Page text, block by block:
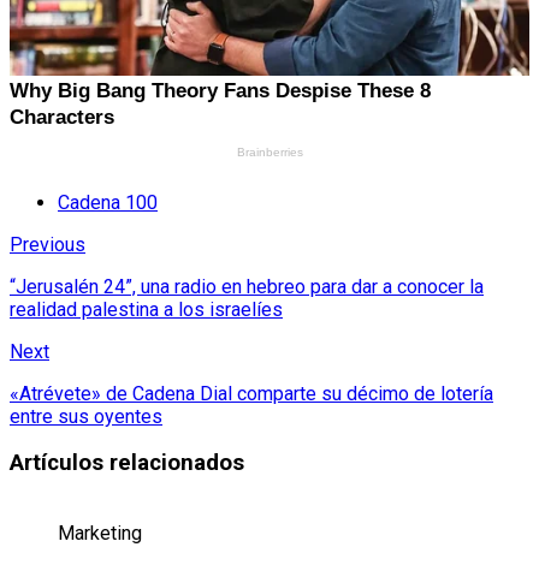
Cadena 100
Previous
“Jerusalén 24”, una radio en hebreo para dar a conocer la
realidad palestina a los israelíes
Next
«Atrévete» de Cadena Dial comparte su décimo de lotería
entre sus oyentes
Artículos relacionados
Marketing